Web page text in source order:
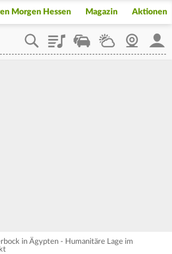
Morgen Hessen Magazin Aktionen
PlaylistStaupilotWetterWebcam
in Ägypten - Humanitäre Lage im